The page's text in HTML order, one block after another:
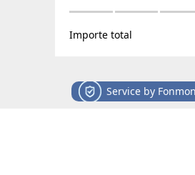
Importe total
Service by